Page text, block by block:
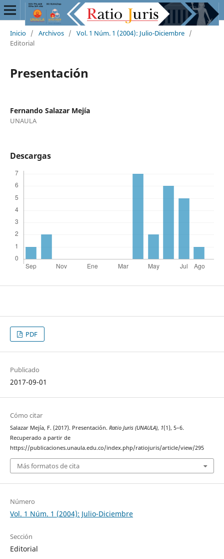
Inicio / Archivos / Vol. 1 Núm. 1 (2004): Julio-Diciembre /
Editorial
Presentación
Fernando Salazar Mejía
UNAULA
Descargas
PDF
Publicado
2017-09-01
Cómo citar
Salazar Mejía, F. (2017). Presentación. Ratio Juris (UNAULA), 1(1), 5–6.
Recuperado a partir de
https://publicaciones.unaula.edu.co/index.php/ratiojuris/article/view/295
Más formatos de cita
Número
Vol. 1 Núm. 1 (2004): Julio-Diciembre
Sección
Editorial